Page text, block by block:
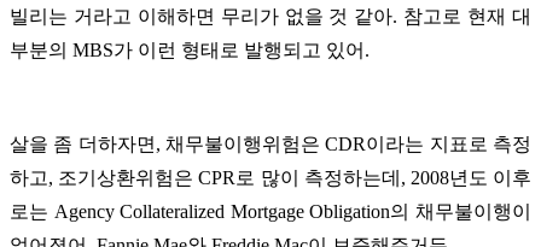
빌리는 거라고 이해하면 무리가 없을 것 같아. 참고로 현재 대
부분의 MBS가 이런 형태로 발행되고 있어.
살을 좀 더하자면, 채무불이행위험은 CDR이라는 지표로 측정
하고, 조기상환위험은 CPR로 많이 측정하는데, 2008년도 이후
로는 Agency Collateralized Mortgage Obligation의 채무불이행이